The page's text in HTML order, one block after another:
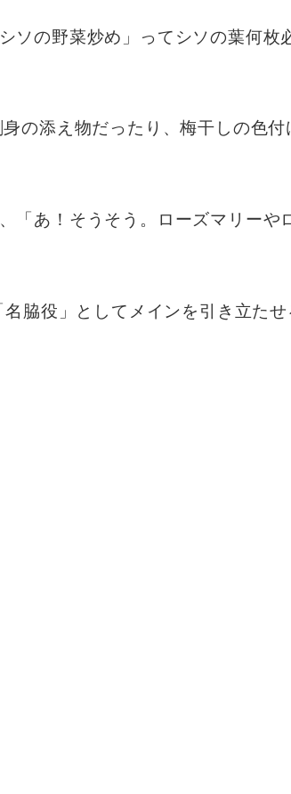
ソの野菜炒め」ってシソの葉何枚
の添え物だったり、梅干しの色
あ！そうそう。ローズマリーや
脇役」としてメインを引き立た